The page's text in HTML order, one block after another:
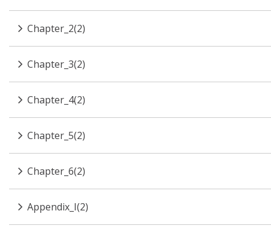
Chapter_2(2)
Chapter_3(2)
Chapter_4(2)
Chapter_5(2)
Chapter_6(2)
Appendix_I(2)